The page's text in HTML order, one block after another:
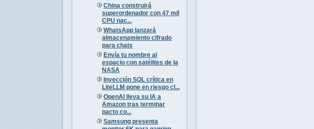
China construirá
superordenador con 47 mil
CPU nac...
WhatsApp lanzará
almacenamiento cifrado
para chats
Envía tu nombre al
espacio con satélites de la
NASA
Inyección SQL crítica en
LiteLLM pone en riesgo cl...
OpenAI lleva su IA a
Amazon tras terminar
pacto co...
Samsung presenta